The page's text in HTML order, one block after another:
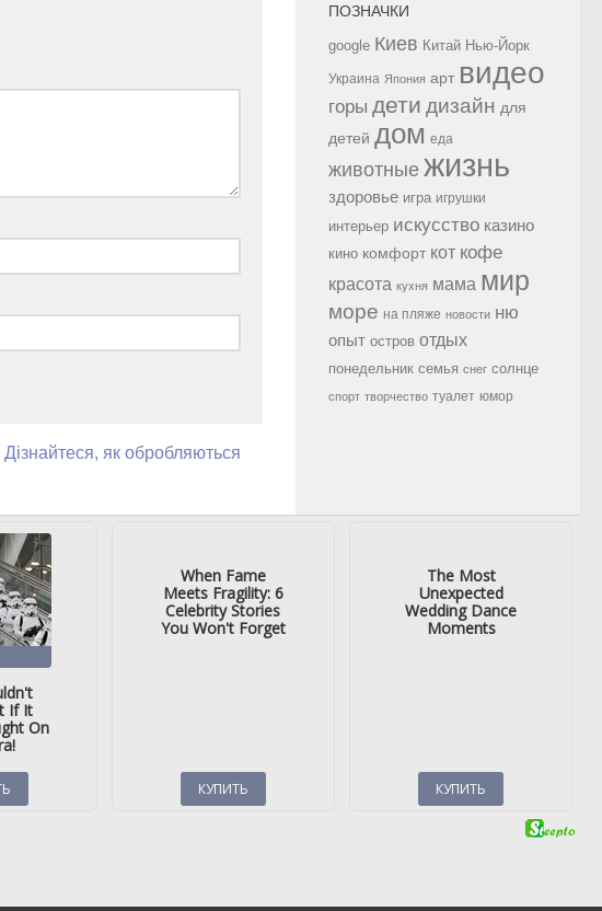
Дізнайтеся, як обробляються
ПОЗНАЧКИ
google Киев Китай Нью-Йорк
Украина Япония арт видео
горы дети дизайн для
детей дом еда
животные жизнь
здоровье игра игрушки
интерьер искусство казино
кино комфорт кот кофе
красота кухня мама мир
море на пляже новости ню
опыт остров отдых
понедельник семья снег солнце
спорт творчество туалет юмор